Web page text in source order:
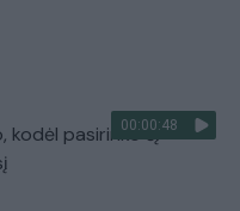
00:00:48
kodėl pasirinko šį